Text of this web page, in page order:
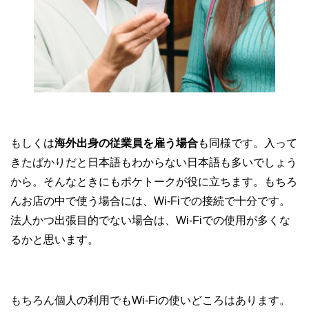
もしくは海外出身の従業員を雇う場合も同様です。入って
きたばかりだと日本語もわからない日本語も多いでしょう
から。そんなときにもポケトークが役に立ちます。もちろ
んお店の中で使う場合には、Wi-Fiでの接続で十分です。
法人かつ出張目的でない場合は、Wi-Fiでの使用が多くな
るかと思います。
もちろん個人の利用でもWi-Fiの使いどころはあります。